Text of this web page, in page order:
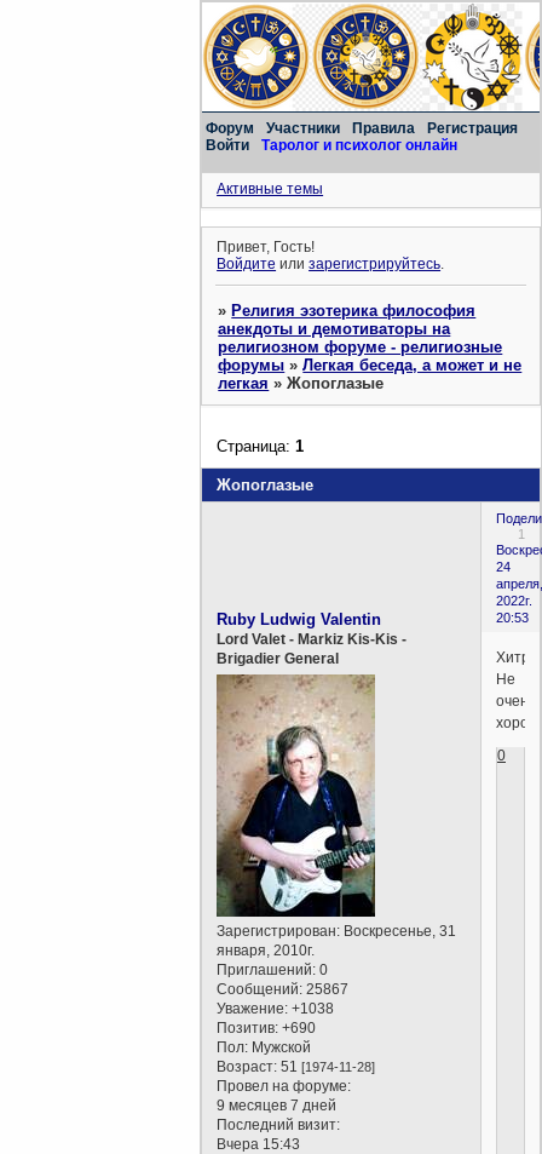
Форум Участники Правила
Регистрация
Войти
Таролог и психолог онлайн
Активные темы
Привет, Гость!
Войдите илизарегистрируйтесь.
»Религия эзотерика философия
анекдоты и демотиваторы на
религиозном форуме - религиозные
форумы »Легкая беседа, а может и не
легкая »Жопоглазые
Жопоглазые
Страница:1
1
24
апреля,
2022г.
20:53
Ruby Ludwig Valentin
Lord Valet - Markiz Kis-Kis -
Brigadier General
Зарегистрирован: Воскресенье, 31
января, 2010г.
Приглашений: 0
Сообщений: 25867
Уважение: +1038
Позитив: +690
Пол: Мужской
Возраст: 51[1974-11-28]
Провел на форуме:
9 месяцев 7 дней
Последний визит:
Вчера 15:43
Не
очень
0